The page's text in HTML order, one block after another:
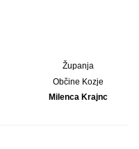
Županja
Občine Kozje
Milenca Krajnc